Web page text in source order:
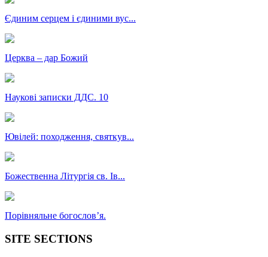
Єдиним серцем і єдиними вус...
Церква – дар Божий
Наукові записки ДДС. 10
Ювілей: походження, святкув...
Божественна Літургія св. Ів...
Порівняльне богословʼя.
SITE SECTIONS